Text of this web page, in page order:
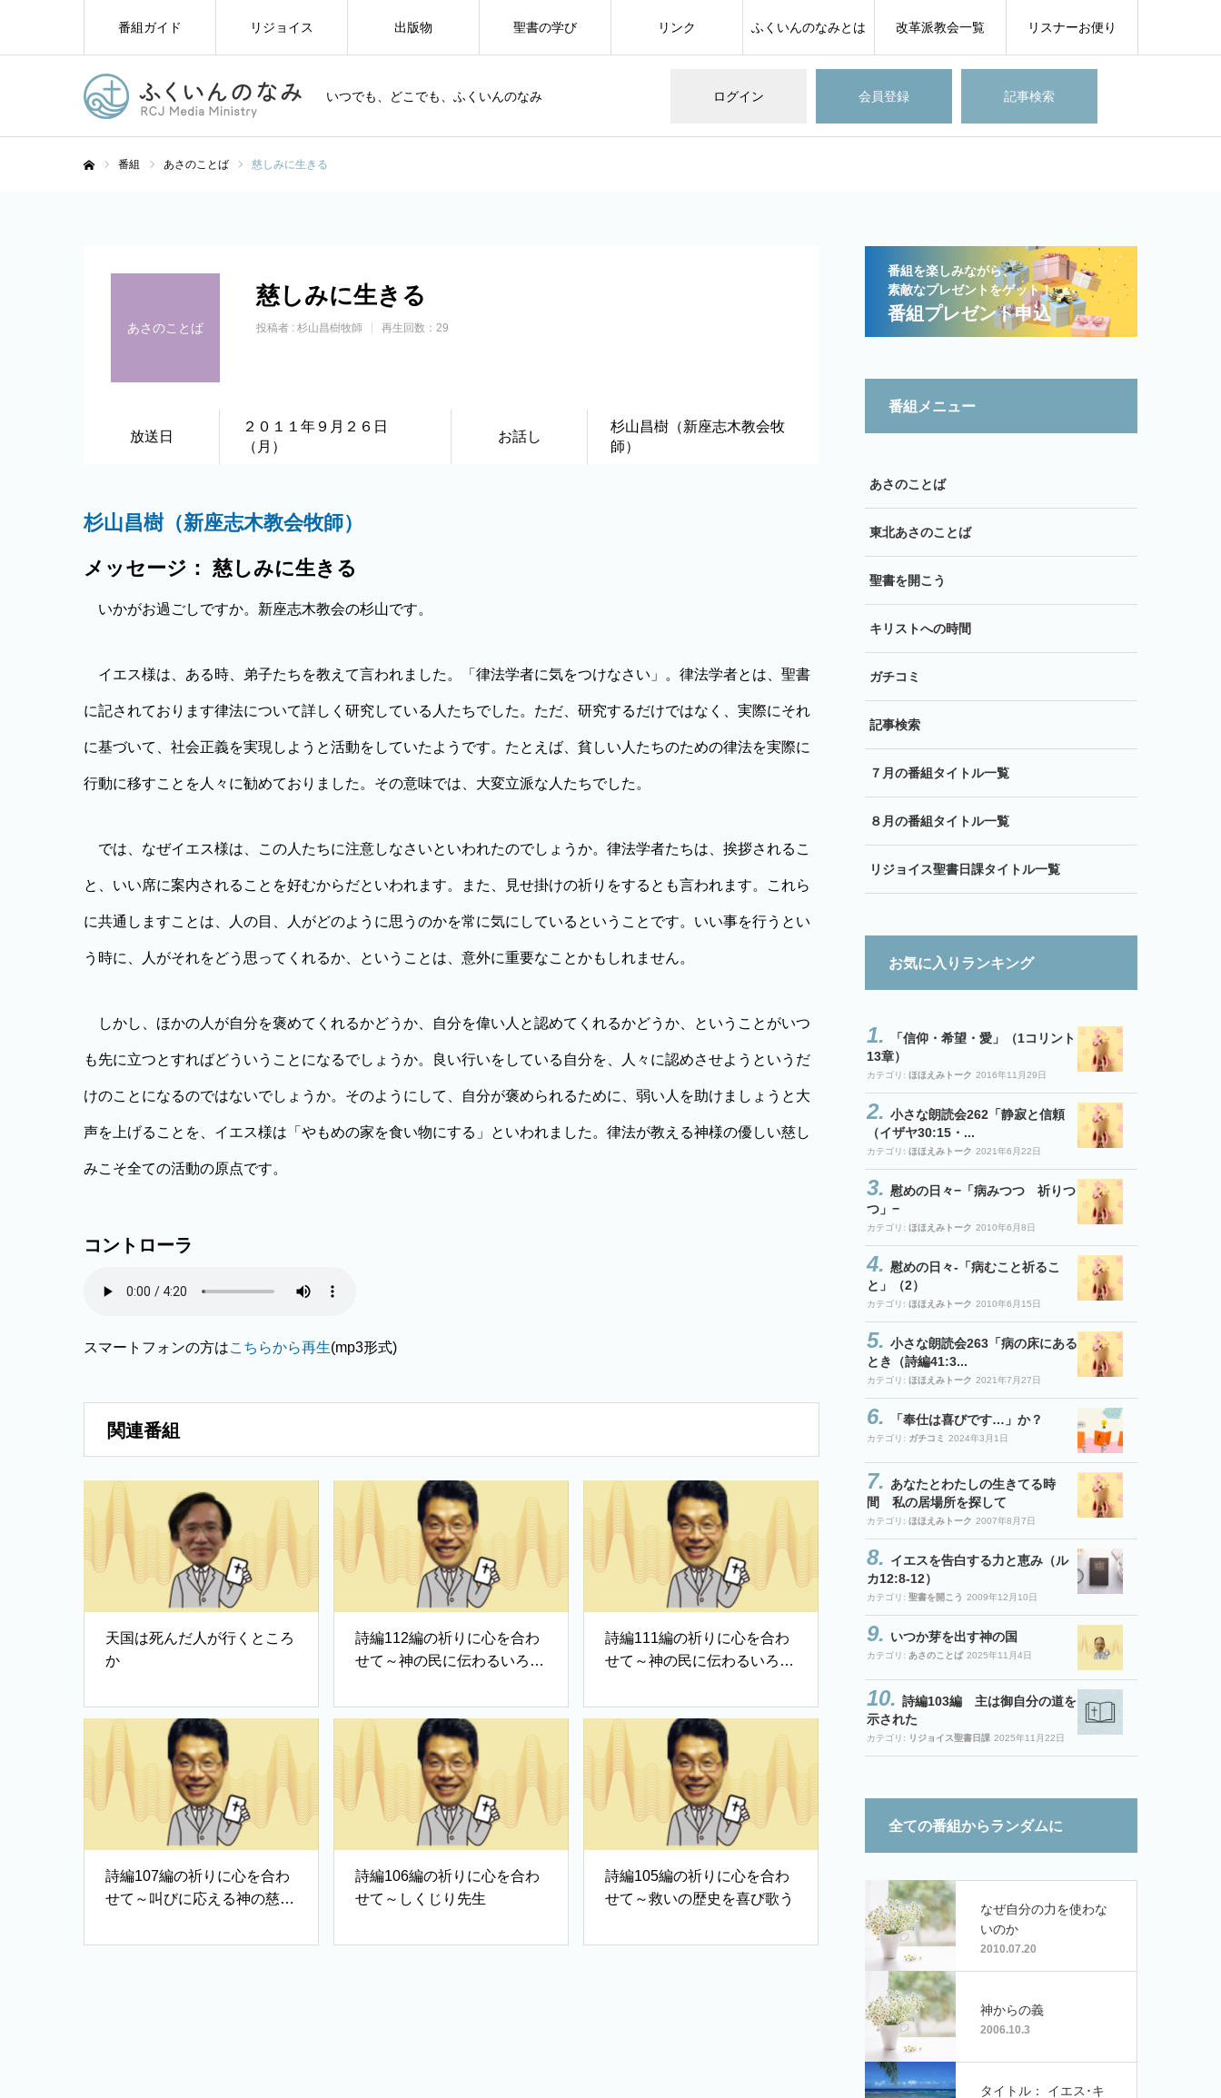
いつでも、どこでも、ふくいんのなみ ログイン 会員登録 記事検索
番組ガイド リジョイス 出版物 聖書の学び リンク ふくいんのなみとは 改革派教会一覧 リスナーお便り
番組 あさのことば 慈しみに生きる
あさのことば
慈しみに生きる
投稿者 : 杉山昌樹牧師 再生回数：29
放送日
２０１１年９月２６日
（月）
お話し
杉山昌樹（新座志木教会牧
師）
杉山昌樹（新座志木教会牧師）
メッセージ： 慈しみに生きる
いかがお過ごしですか。新座志木教会の杉山です。
イエス様は、ある時、弟子たちを教えて言われました。「律法学者に気をつけなさい」。律法学者とは、聖書
に記されております律法について詳しく研究している人たちでした。ただ、研究するだけではなく、実際にそれ
に基づいて、社会正義を実現しようと活動をしていたようです。たとえば、貧しい人たちのための律法を実際に
行動に移すことを人々に勧めておりました。その意味では、大変立派な人たちでした。
では、なぜイエス様は、この人たちに注意しなさいといわれたのでしょうか。律法学者たちは、挨拶されるこ
と、いい席に案内されることを好むからだといわれます。また、見せ掛けの祈りをするとも言われます。これら
に共通しますことは、人の目、人がどのように思うのかを常に気にしているということです。いい事を行うとい
う時に、人がそれをどう思ってくれるか、ということは、意外に重要なことかもしれません。
しかし、ほかの人が自分を褒めてくれるかどうか、自分を偉い人と認めてくれるかどうか、ということがいつ
も先に立つとすればどういうことになるでしょうか。良い行いをしている自分を、人々に認めさせようというだ
けのことになるのではないでしょうか。そのようにして、自分が褒められるために、弱い人を助けましょうと大
声を上げることを、イエス様は「やもめの家を食い物にする」といわれました。律法が教える神様の優しい慈し
みこそ全ての活動の原点です。
コントローラ
スマートフォンの方はこちらから再生(mp3形式)
関連番組
天国は死んだ人が行くところ
か
詩編112編の祈りに心を合わ
せて～神の民に伝わるいろは
詩編111編の祈りに心を合わ
せて～神の民に伝わるいろは
詩編107編の祈りに心を合わ
せて～叫びに応える神の慈し
詩編106編の祈りに心を合わ
せて～しくじり先生
詩編105編の祈りに心を合わ
せて～救いの歴史を喜び歌う
番組を楽しみながら、
素敵なプレゼントをゲット！
番組プレゼント申込
番組メニュー
あさのことば
東北あさのことば
聖書を開こう
キリストへの時間
ガチコミ
記事検索
７月の番組タイトル一覧
８月の番組タイトル一覧
リジョイス聖書日課タイトル一覧
お気に入りランキング
「信仰・希望・愛」（1コリント
13章）
カテゴリ: ほほえみトーク 2016年11月29日
小さな朗読会262「静寂と信頼
（イザヤ30:15・...
カテゴリ: ほほえみトーク 2021年6月22日
慰めの日々−「病みつつ 祈りつ
つ」−
カテゴリ: ほほえみトーク 2010年6月8日
慰めの日々-「病むこと祈るこ
と」（2）
カテゴリ: ほほえみトーク 2010年6月15日
小さな朗読会263「病の床にある
とき（詩編41:3...
カテゴリ: ほほえみトーク 2021年7月27日
「奉仕は喜びです…」か？
カテゴリ: ガチコミ 2024年3月1日
あなたとわたしの生きてる時
間 私の居場所を探して
カテゴリ: ほほえみトーク 2007年8月7日
イエスを告白する力と恵み（ル
カ12:8-12）
カテゴリ: 聖書を開こう 2009年12月10日
いつか芽を出す神の国
カテゴリ: あさのことば 2025年11月4日
詩編103編 主は御自分の道を
示された
カテゴリ: リジョイス聖書日課 2025年11月22日
全ての番組からランダムに
なぜ自分の力を使わな
いのか
2010.07.20
神からの義
2006.10.3
タイトル： イエス･キ